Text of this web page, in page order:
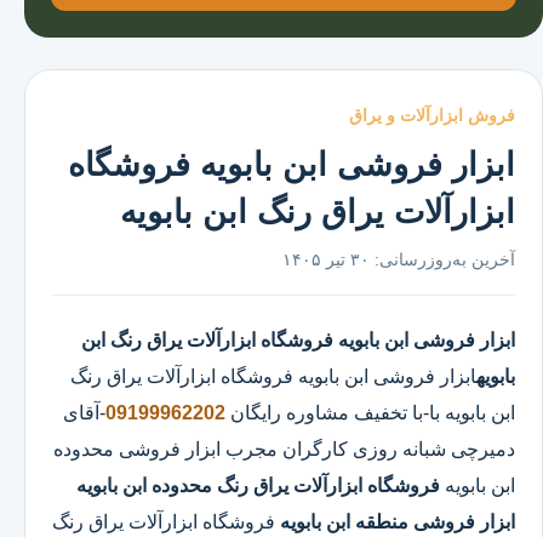
فروش ابزارآلات و یراق
ابزار فروشی ابن بابویه فروشگاه
ابزارآلات یراق رنگ ابن بابویه
آخرین به‌روزرسانی: ۳۰ تیر ۱۴۰۵
ابزار فروشی ابن بابویه فروشگاه ابزارآلات یراق رنگ ابن
بابویهابزار فروشی ابن بابویه فروشگاه ابزارآلات یراق رنگ
ابن بابویه با-با تخفیف مشاوره رایگان 09199962202-آقای
دمیرچی شبانه روزی کارگران مجرب ابزار فروشی محدوده
ابن بابویه فروشگاه ابزارآلات یراق رنگ محدوده ابن بابویه
ابزار فروشی منطقه ابن بابویه فروشگاه ابزارآلات یراق رنگ